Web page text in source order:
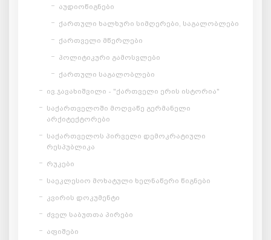
აუდიოწიგნები
ქართული ხალხური სიმღერები, საგალობლები
ქართველი მწერლები
პოლიტიკური გამოსვლები
ქართული საგალობლები
ივ.ჯავახიშვილი - "ქართველი ერის ისტორია"
საქართველოში მოღვაწე გერმანელი
არქიტექტორები
საქართველოს პირველი დემოკრატიული
რესპუბლიკა
რუკები
საეკლესიო მოხატული ხელნაწერი წიგნები
კვირის დოკუმენტი
ძველ საბუთთა პირები
აფიშები